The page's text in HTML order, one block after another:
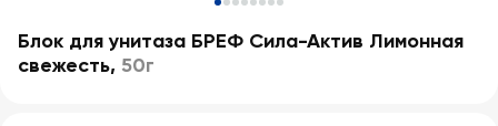
Блок для унитаза БРЕФ Сила-Актив Лимонная
свежесть, 50г